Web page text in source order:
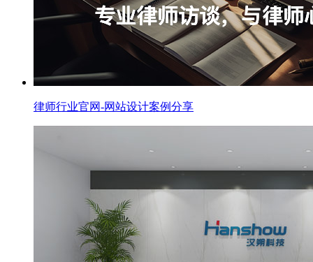
律师行业官网-网站设计案例分享